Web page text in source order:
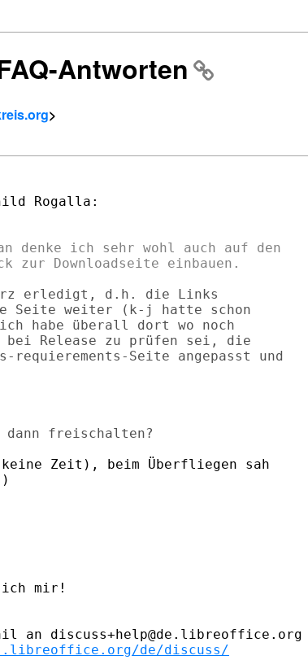
Antworten
>
Rogalla:
denke ich sehr wohl auch auf den
erledigt, d.h. die Links
Seite weiter (k-j hatte schon
habe überall dort wo noch
bei Release zu prüfen sei, die
requierements-Seite angepasst und
Zeit), beim Überfliegen sah
mir!
an discuss+help@de.libreoffice.org
de/discuss/